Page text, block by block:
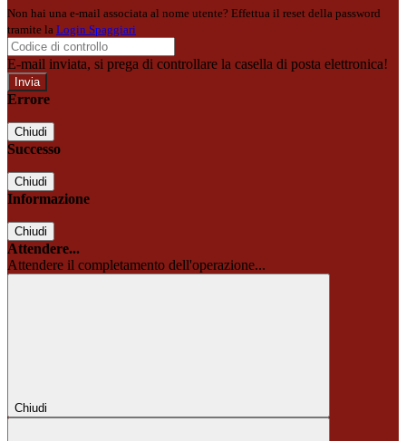
Non hai una e-mail associata al nome utente? Effettua il reset della password
tramite la Login Spaggiari
E-mail inviata, si prega di controllare la casella di posta elettronica!
Errore
Chiudi
Successo
Chiudi
Informazione
Chiudi
Attendere...
Attendere il completamento dell'operazione...
Chiudi